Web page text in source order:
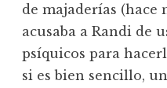
de majaderías (hace
acusaba a Randi de
psíquicos para
si es bien sencillo,